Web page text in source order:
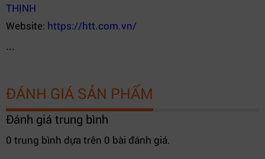
THỊNH
Website: https://htt.com.vn/
```
ĐÁNH GIÁ SẢN PHẨM
Đánh giá trung bình
0 trung bình dựa trên 0 bài đánh giá.